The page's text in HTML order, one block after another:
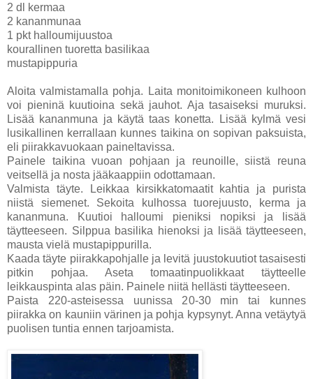
2 dl kermaa
2 kananmunaa
1 pkt halloumijuustoa
kourallinen tuoretta basilikaa
mustapippuria
Aloita valmistamalla pohja. Laita monitoimikoneen kulhoon
voi pieninä kuutioina sekä jauhot. Aja tasaiseksi muruksi.
Lisää kananmuna ja käytä taas konetta. Lisää kylmä vesi
lusikallinen kerrallaan kunnes taikina on sopivan paksuista,
eli piirakkavuokaan paineltavissa.
Painele taikina vuoan pohjaan ja reunoille, siistä reuna
veitsellä ja nosta jääkaappiin odottamaan.
Valmista täyte. Leikkaa kirsikkatomaatit kahtia ja purista
niistä siemenet. Sekoita kulhossa tuorejuusto, kerma ja
kananmuna. Kuutioi halloumi pieniksi nopiksi ja lisää
täytteeseen. Silppua basilika hienoksi ja lisää täytteeseen,
mausta vielä mustapippurilla.
Kaada täyte piirakkapohjalle ja levitä juustokuutiot tasaisesti
pitkin pohjaa. Aseta tomaatinpuolikkaat täytteelle
leikkauspinta alas päin. Painele niitä hellästi täytteeseen.
Paista 220-asteisessa uunissa 20-30 min tai kunnes
piirakka on kauniin värinen ja pohja kypsynyt. Anna vetäytyä
puolisen tuntia ennen tarjoamista.